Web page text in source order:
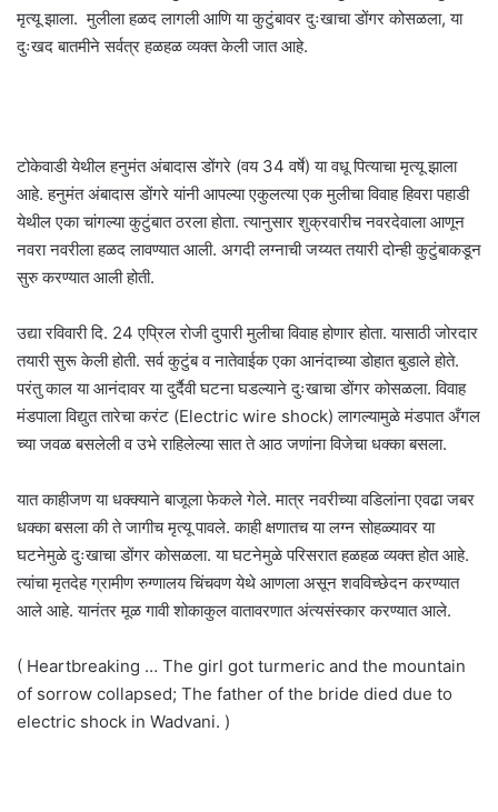
मृत्यू झाला. मुलीला हळद लागली आणि या कुटुंबावर दुःखाचा डोंगर कोसळला, या
दुःखद बातमीने सर्वत्र हळहळ व्यक्त केली जात आहे.
टोकेवाडी येथील हनुमंत अंबादास डोंगरे (वय 34 वर्षे) या वधू पित्याचा मृत्यू झाला
आहे. हनुमंत अंबादास डोंगरे यांनी आपल्या एकुलत्या एक मुलीचा विवाह हिवरा पहाडी
येथील एका चांगल्या कुटुंबात ठरला होता. त्यानुसार शुक्रवारीच नवरदेवाला आणून
नवरा नवरीला हळद लावण्यात आली. अगदी लग्नाची जय्यत तयारी दोन्ही कुटुंबाकडून
सुरु करण्यात आली होती.
उद्या रविवारी दि. 24 एप्रिल रोजी दुपारी मुलीचा विवाह होणार होता. यासाठी जोरदार
तयारी सुरू केली होती. सर्व कुटुंब व नातेवाईक एका आनंदाच्या डोहात बुडाले होते.
परंतु काल या आनंदावर या दुर्दैवी घटना घडल्याने दुःखाचा डोंगर कोसळला. विवाह
मंडपाला विद्युत तारेचा करंट (Electric wire shock) लागल्यामुळे मंडपात अँगल
च्या जवळ बसलेली व उभे राहिलेल्या सात ते आठ जणांना विजेचा धक्का बसला.
यात काहीजण या धक्क्याने बाजूला फेकले गेले. मात्र नवरीच्या वडिलांना एवढा जबर
धक्का बसला की ते जागीच मृत्यू पावले. काही क्षणातच या लग्न सोहळ्यावर या
घटनेमुळे दुःखाचा डोंगर कोसळला. या घटनेमुळे परिसरात हळहळ व्यक्त होत आहे.
त्यांचा मृतदेह ग्रामीण रुग्णालय चिंचवण येथे आणला असून शवविच्छेदन करण्यात
आले आहे. यानंतर मूळ गावी शोकाकुल वातावरणात अंत्यसंस्कार करण्यात आले.
( Heartbreaking … The girl got turmeric and the mountain
of sorrow collapsed; The father of the bride died due to
electric shock in Wadvani. )